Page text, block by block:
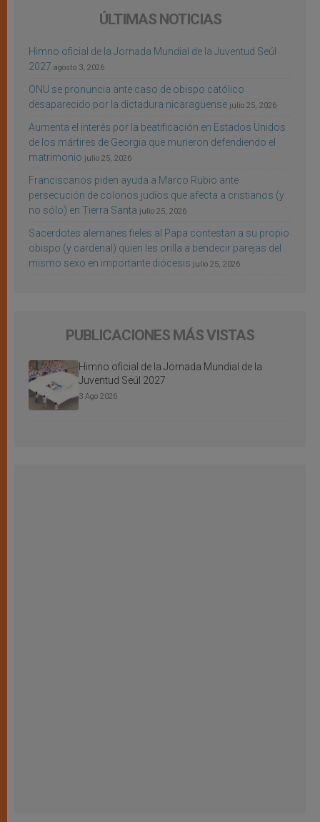
ÚLTIMAS NOTICIAS
Himno oficial de la Jornada Mundial de la Juventud Seúl
2027 agosto 3, 2026
ONU se pronuncia ante caso de obispo católico
desaparecido por la dictadura nicaragüense julio 25, 2026
Aumenta el interés por la beatificación en Estados Unidos
de los mártires de Georgia que murieron defendiendo el
matrimonio julio 25, 2026
Franciscanos piden ayuda a Marco Rubio ante
persecución de colonos judíos que afecta a cristianos (y
no sólo) en Tierra Santa julio 25, 2026
Sacerdotes alemanes fieles al Papa contestan a su propio
obispo (y cardenal) quien les orilla a bendecir parejas del
mismo sexo en importante diócesis julio 25, 2026
PUBLICACIONES MÁS VISTAS
Himno oficial de la Jornada Mundial de la
Juventud Seúl 2027
3 Ago 2026